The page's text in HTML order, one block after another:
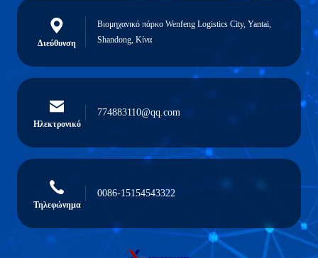
Διεύθυνση
Βιομηχανικό πάρκο Wenfeng Logistics City, Yantai,
Shandong, Κίνα
Ηλεκτρονικό
774883110@qq.com
Τηλεφώνημα
0086-15154543322